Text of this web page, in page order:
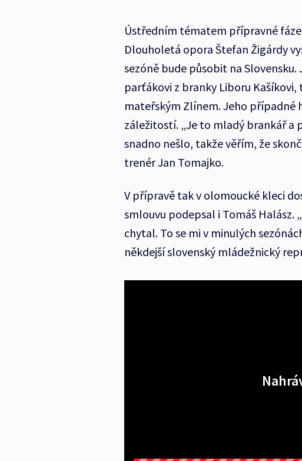
Ústředním tématem přípravné
Dlouholetá opora Štefan Žigárdy
sezóně bude působit na
parťákovi z branky Liboru
mateřským Zlínem. Jeho případné
záležitostí. „Je to mladý brankář a
snadno nešlo, takže věřím, že
trenér Jan Tomajko.
V přípravě tak v olomoucké kleci
smlouvu podepsal i Tomáš Halász.
chytal. To se mi v minulých
někdejší slovenský mládežnický